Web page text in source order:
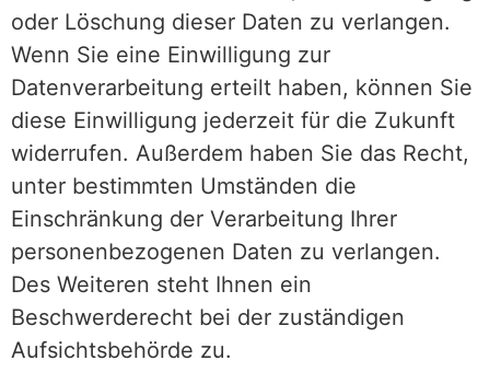
oder Löschung dieser Daten zu verlangen.
Wenn Sie eine Einwilligung zur
Datenverarbeitung erteilt haben, können Sie
diese Einwilligung jederzeit für die Zukunft
widerrufen. Außerdem haben Sie das Recht,
unter bestimmten Umständen die
Einschränkung der Verarbeitung Ihrer
personenbezogenen Daten zu verlangen.
Des Weiteren steht Ihnen ein
Beschwerderecht bei der zuständigen
Aufsichtsbehörde zu.